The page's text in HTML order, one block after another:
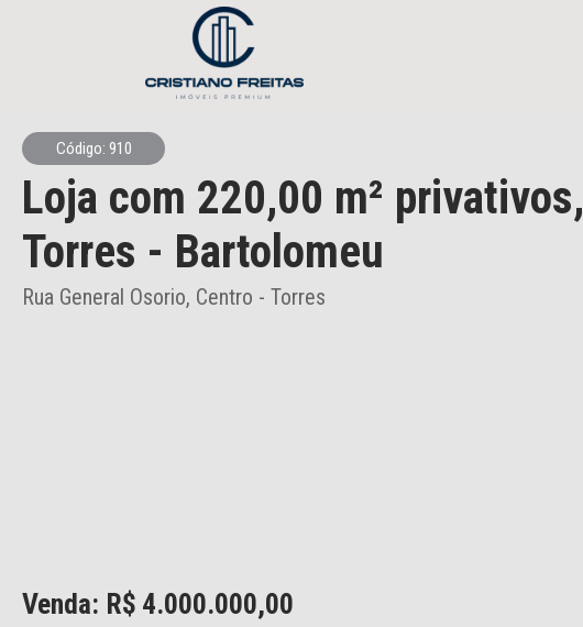
Código: 910
Loja com 220,00 m² privativos,
Torres - Bartolomeu
Rua General Osorio, Centro - Torres
Venda: R$ 4.000.000,00